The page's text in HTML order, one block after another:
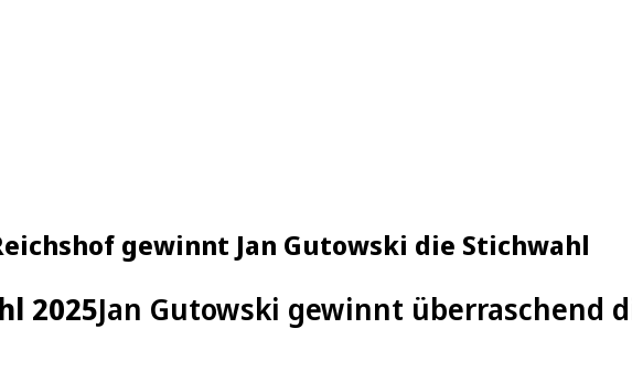
gewinnt Jan Gutowski die Stichwahl
2025Jan Gutowski gewinnt überraschend